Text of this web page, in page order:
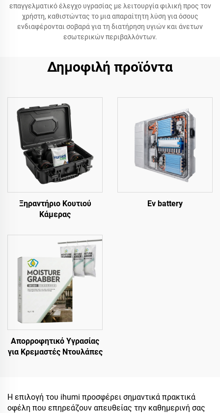
επαγγελματικό έλεγχο υγρασίας με λειτουργία φιλική προς τον
χρήστη, καθιστώντας το μια απαραίτητη λύση για όσους
ενδιαφέρονται σοβαρά για τη διατήρηση υγιών και άνετων
εσωτερικών περιβαλλόντων.
Δημοφιλή προϊόντα
Ξηραντήριο Κουτιού
Κάμερας
Ev battery
Απορροφητικό Υγρασίας
για Κρεμαστές Ντουλάπες
Η επιλογή του ihumi προσφέρει σημαντικά πρακτικά
οφέλη που επηρεάζουν απευθείας την καθημερινή σας